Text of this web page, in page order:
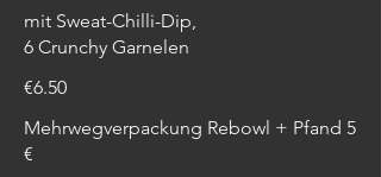
mit Sweat-Chilli-Dip,
6 Crunchy Garnelen
€6.50
Mehrwegverpackung Rebowl + Pfand 5
€